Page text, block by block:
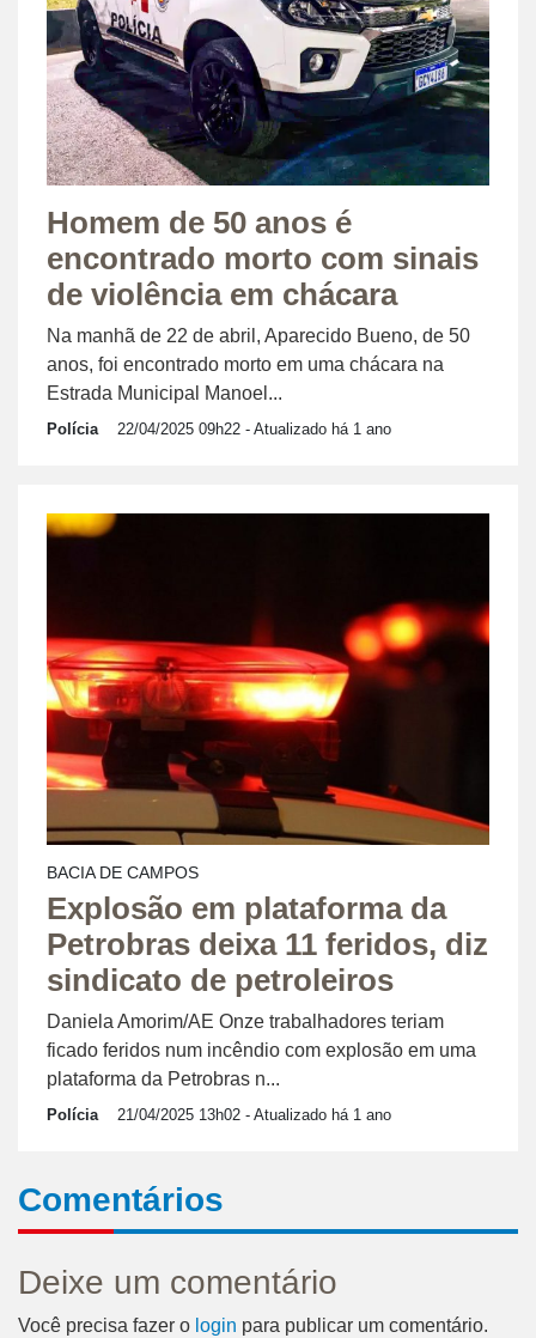
Homem de 50 anos é
encontrado morto com sinais
de violência em chácara
Na manhã de 22 de abril, Aparecido Bueno, de 50
anos, foi encontrado morto em uma chácara na
Estrada Municipal Manoel...
Polícia 22/04/2025 09h22 - Atualizado há 1 ano
BACIA DE CAMPOS
Explosão em plataforma da
Petrobras deixa 11 feridos, diz
sindicato de petroleiros
Daniela Amorim/AE Onze trabalhadores teriam
ficado feridos num incêndio com explosão em uma
plataforma da Petrobras n...
Polícia 21/04/2025 13h02 - Atualizado há 1 ano
Comentários
Deixe um comentário
Você precisa fazer o login para publicar um comentário.